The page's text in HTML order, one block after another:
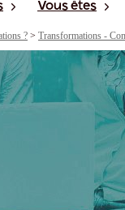
Vous êtes
? > Transformations -